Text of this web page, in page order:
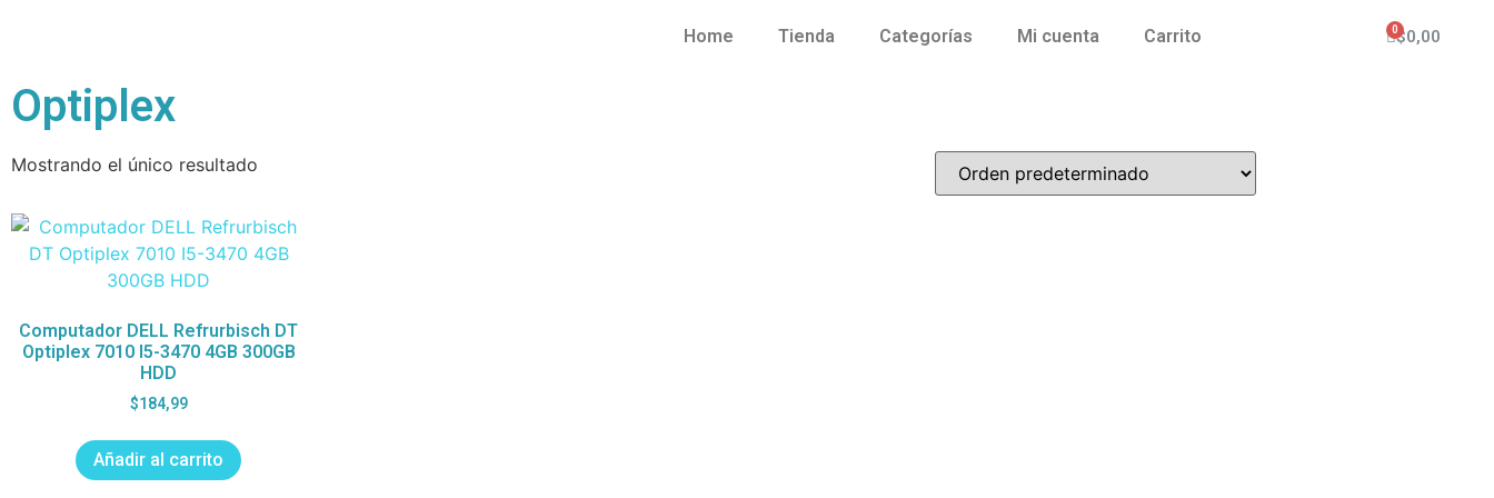
Home Tienda Categorías Mi cuenta Carrito $0,00
Optiplex
Mostrando el único resultado
Computador DELL Refrurbisch DT
Optiplex 7010 I5-3470 4GB 300GB
HDD
$184,99
Añadir al carrito